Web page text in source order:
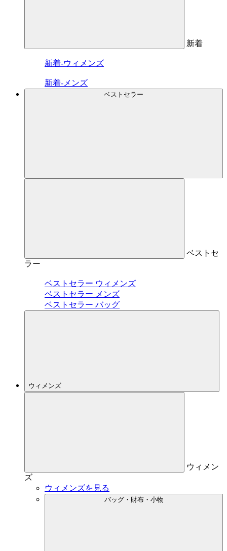
新着
新着-ウィメンズ
新着-メンズ
ベストセラー
ベストセ
ラー
ベストセラー ウィメンズ
ベストセラー メンズ
ベストセラー バッグ
ウィメンズ
ウィメン
ズ
ウィメンズを見る
バッグ・財布・小物